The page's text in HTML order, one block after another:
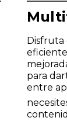
Disfruta
eficiente
para
entre